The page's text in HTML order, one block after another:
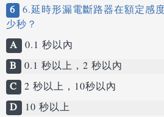
6 6.延時形漏電斷路器在額定感
少秒？
A 0.1 秒以內
B 0.1 秒以上，2 秒以內
C 2 秒以上，10秒以內
D
10 秒以上